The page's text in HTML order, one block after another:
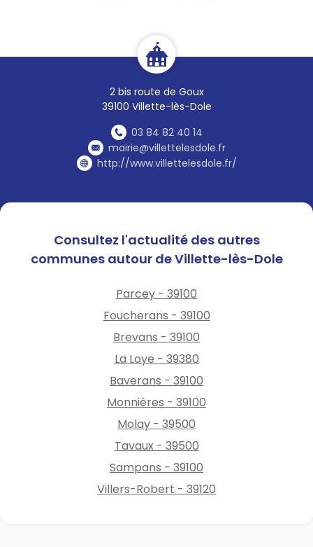
2 bis route de Goux
39100 Villette-lès-Dole
03 84 82 40 14
mairie@villettelesdole.fr
http://www.villettelesdole.fr/
Consultez l'actualité des autres
communes autour de Villette-lès-Dole
Parcey - 39100
Foucherans - 39100
Brevans - 39100
La Loye - 39380
Baverans - 39100
Monnières - 39100
Molay - 39500
Tavaux - 39500
Sampans - 39100
Villers-Robert - 39120